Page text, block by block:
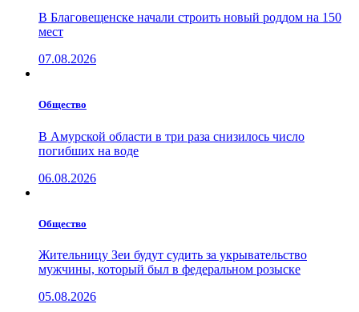
В Благовещенске начали строить новый роддом на 150
мест
07.08.2026
Общество
В Амурской области в три раза снизилось число
погибших на воде
06.08.2026
Общество
Жительницу Зеи будут судить за укрывательство
мужчины, который был в федеральном розыске
05.08.2026